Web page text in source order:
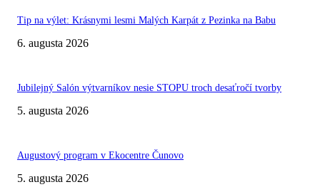
Tip na výlet: Krásnymi lesmi Malých Karpát z Pezinka na Babu
6. augusta 2026
Jubilejný Salón výtvarníkov nesie STOPU troch desaťročí tvorby
5. augusta 2026
Augustový program v Ekocentre Čunovo
5. augusta 2026